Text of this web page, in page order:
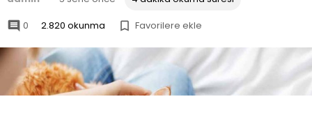
 0 2.820 okunma  Favorilere ekle